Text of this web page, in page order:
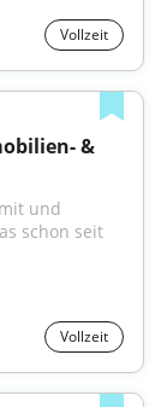
Vollzeit
&
und
schon seit
Vollzeit